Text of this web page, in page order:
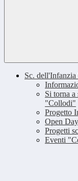
Sc.
Si torna
"Collodi"
Progetto
Open
Progetti
Eventi